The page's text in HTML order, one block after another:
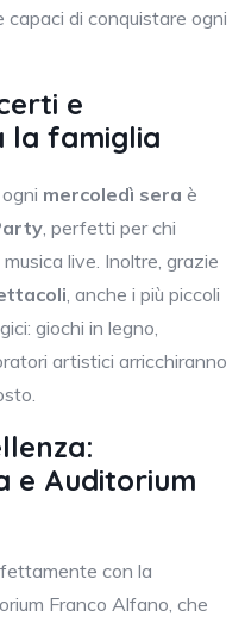
capaci di conquistare ogni
e
la famiglia
mercoledì sera è
, perfetti per chi
live. Inoltre, grazie
, anche i più piccoli
giochi in legno,
artistici arricchiranno
e Auditorium
con la
Franco Alfano, che